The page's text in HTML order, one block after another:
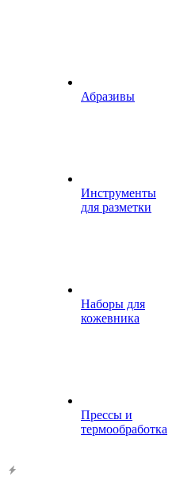
Абразивы
Инструменты
для разметки
Наборы для
кожевника
Прессы и
термообработка